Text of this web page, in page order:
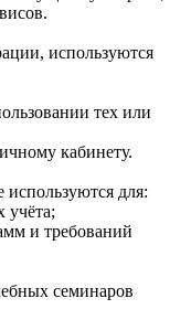
используются
тех или
кабинету.
для:
учёта;
и требований
семинаров